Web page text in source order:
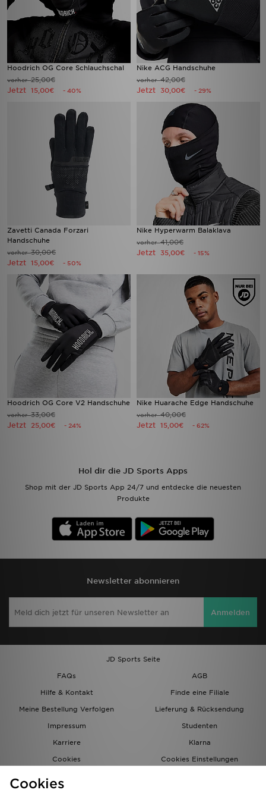
Hoodrich OG Core Schlauchschal
vorher25,00€
Jetzt 15,00€ - 40%
Nike ACG Handschuhe
vorher42,00€
Jetzt 30,00€ - 29%
Zavetti Canada Forzari
Handschuhe
vorher30,00€
Jetzt 15,00€ - 50%
Nike Hyperwarm Balaklava
vorher41,00€
Jetzt 35,00€ - 15%
Hoodrich OG Core V2 Handschuhe
vorher33,00€
Jetzt 25,00€ - 24%
Nike Huarache Edge Handschuhe
vorher40,00€
Jetzt 15,00€ - 62%
Hol dir die JD Sports Apps
Shop mit der JD Sports App 24/7 und entdecke die neuesten
Produkte
Newsletter abonnieren
Anmelden
JD Sports Seite
FAQs
AGB
Hilfe & Kontakt
Finde eine Filiale
Meine Bestellung Verfolgen
Lieferung & Rücksendung
Impressum
Studenten
Karriere
Klarna
Cookies
Cookies Einstellungen
Cookies